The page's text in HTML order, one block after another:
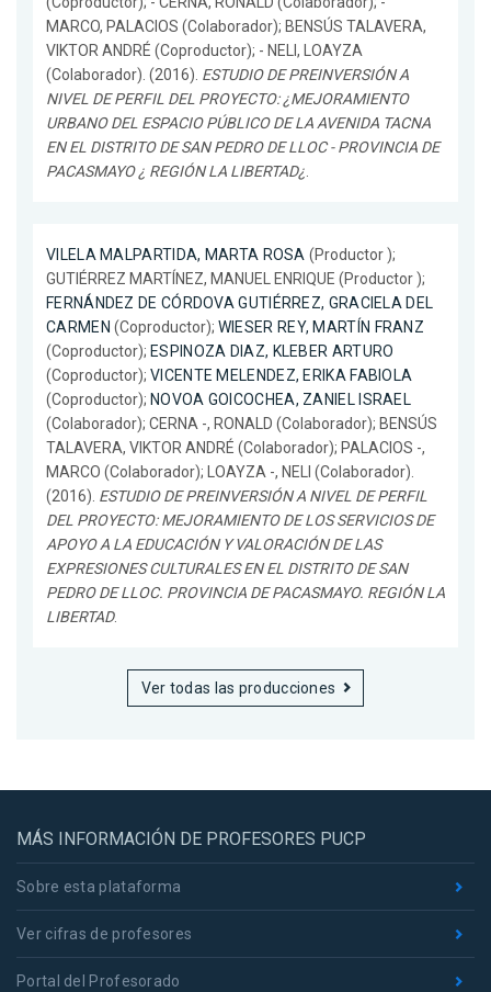
MARCO, PALACIOS (Colaborador); BENSÚS TALAVERA,
VIKTOR ANDRÉ (Coproductor); - NELI, LOAYZA
(Colaborador). (2016). ESTUDIO DE PREINVERSIÓN A
NIVEL DE PERFIL DEL PROYECTO: ¿MEJORAMIENTO
URBANO DEL ESPACIO PÚBLICO DE LA AVENIDA TACNA
EN EL DISTRITO DE SAN PEDRO DE LLOC - PROVINCIA DE
PACASMAYO ¿ REGIÓN LA LIBERTAD¿
VILELA MALPARTIDA, MARTA ROSA (Productor );
GUTIÉRREZ MARTÍNEZ, MANUEL ENRIQUE (Productor );
FERNÁNDEZ DE CÓRDOVA GUTIÉRREZ, GRACIELA DEL
CARMEN (Coproductor); WIESER REY, MARTÍN FRANZ
(Coproductor); ESPINOZA DIAZ, KLEBER ARTURO
(Coproductor); VICENTE MELENDEZ, ERIKA FABIOLA
(Coproductor); NOVOA GOICOCHEA, ZANIEL ISRAEL
(Colaborador); CERNA -, RONALD (Colaborador); BENSÚS
TALAVERA, VIKTOR ANDRÉ (Colaborador); PALACIOS -,
MARCO (Colaborador); LOAYZA -, NELI (Colaborador).
(2016). ESTUDIO DE PREINVERSIÓN A NIVEL DE PERFIL
DEL PROYECTO: MEJORAMIENTO DE LOS SERVICIOS DE
APOYO A LA EDUCACIÓN Y VALORACIÓN DE LAS
EXPRESIONES CULTURALES EN EL DISTRITO DE SAN
PEDRO DE LLOC. PROVINCIA DE PACASMAYO. REGIÓN LA
LIBERTAD.
Ver todas las producciones
MÁS INFORMACIÓN DE PROFESORES PUCP
Sobre esta plataforma
Ver cifras de profesores
Portal del Profesorado